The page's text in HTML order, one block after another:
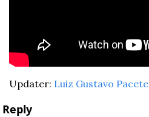
Updater: Luiz Gustavo Pacete
Reply